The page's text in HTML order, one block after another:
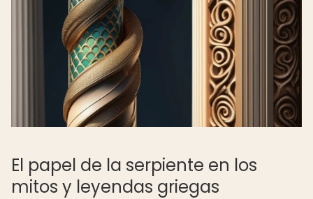
El papel de la serpiente en los
mitos y leyendas griegas